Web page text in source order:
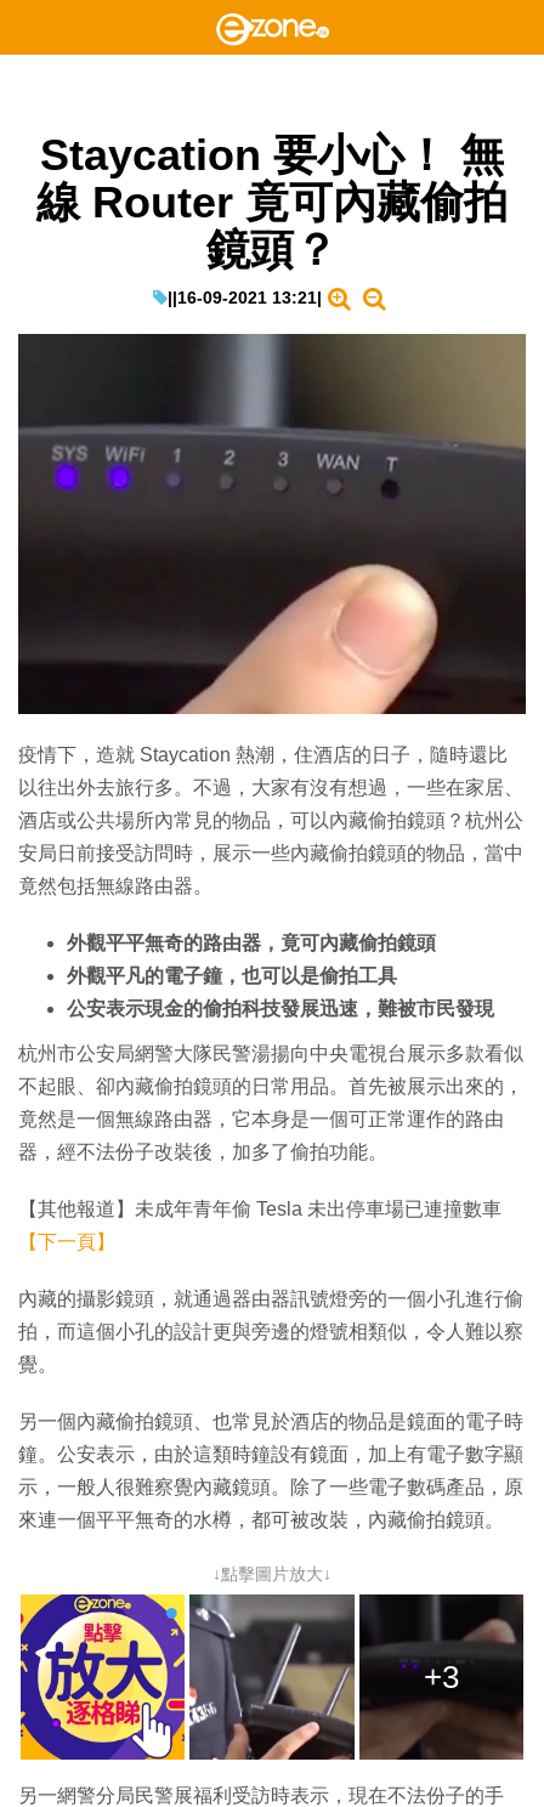
Staycation 要小心！ 無
線 Router 竟可內藏偷拍
鏡頭？
||16-09-2021 13:21|
疫情下，造就 Staycation 熱潮，住酒店的日子，隨時還比
以往出外去旅行多。不過，大家有沒有想過，一些在家居、
酒店或公共場所內常見的物品，可以內藏偷拍鏡頭？杭州公
安局日前接受訪問時，展示一些內藏偷拍鏡頭的物品，當中
竟然包括無線路由器。
外觀平平無奇的路由器，竟可內藏偷拍鏡頭
外觀平凡的電子鐘，也可以是偷拍工具
公安表示現金的偷拍科技發展迅速，難被市民發現
杭州市公安局網警大隊民警湯揚向中央電視台展示多款看似
不起眼、卻內藏偷拍鏡頭的日常用品。首先被展示出來的，
竟然是一個無線路由器，它本身是一個可正常運作的路由
器，經不法份子改裝後，加多了偷拍功能。
【其他報道】未成年青年偷 Tesla 未出停車場已連撞數車
【下一頁】
內藏的攝影鏡頭，就通過器由器訊號燈旁的一個小孔進行偷
拍，而這個小孔的設計更與旁邊的燈號相類似，令人難以察
覺。
另一個內藏偷拍鏡頭、也常見於酒店的物品是鏡面的電子時
鐘。公安表示，由於這類時鐘設有鏡面，加上有電子數字顯
示，一般人很難察覺內藏鏡頭。除了一些電子數碼產品，原
來連一個平平無奇的水樽，都可被改裝，內藏偷拍鏡頭。
↓點擊圖片放大↓
+3
另一網警分局民警展福利受訪時表示，現在不法份子的手